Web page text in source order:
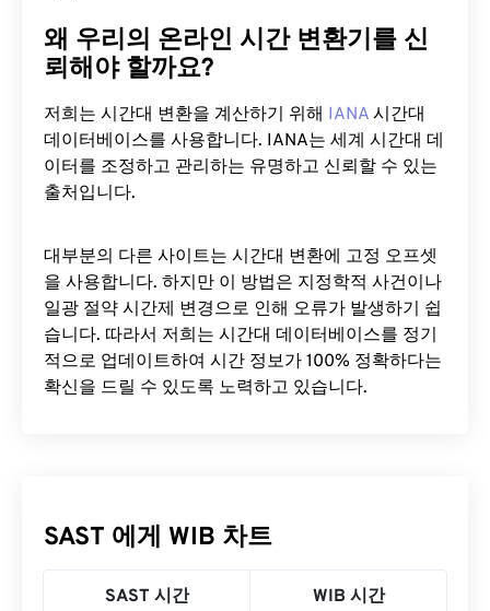
왜 우리의 온라인 시간 변환기를 신
뢰해야 할까요?
저희는 시간대 변환을 계산하기 위해 IANA 시간대
데이터베이스를 사용합니다. IANA는 세계 시간대 데
이터를 조정하고 관리하는 유명하고 신뢰할 수 있는
출처입니다.
대부분의 다른 사이트는 시간대 변환에 ​​고정 오프셋
을 사용합니다. 하지만 이 방법은 지정학적 사건이나
일광 절약 시간제 변경으로 인해 오류가 발생하기 쉽
습니다. 따라서 저희는 시간대 데이터베이스를 정기
적으로 업데이트하여 시간 정보가 100% 정확하다는
확신을 드릴 수 있도록 노력하고 있습니다.
SAST 에게 WIB 차트
SAST 시간 WIB 시간